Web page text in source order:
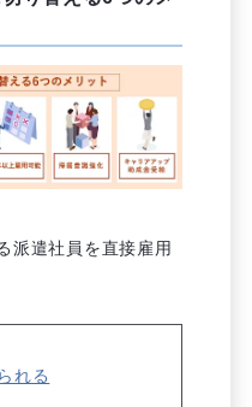
派遣社員を直接雇用
れる